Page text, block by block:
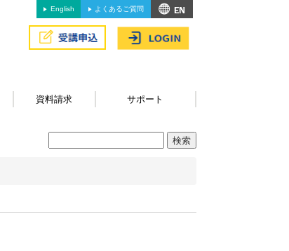
English よくあるご質問
資料請求 サポート